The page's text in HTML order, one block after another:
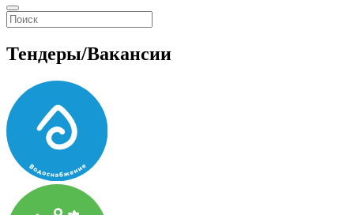
Тендеры/Вакансии